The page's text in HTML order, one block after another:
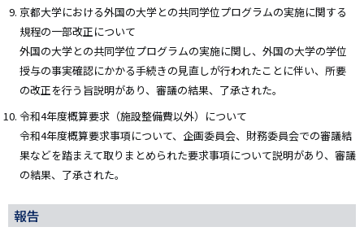
京都大学における外国の大学との共同学位プログラムの実施に関する
規程の一部改正について
外国の大学との共同学位プログラムの実施に関し、外国の大学の学位
授与の事実確認にかかる手続きの見直しが行われたことに伴い、所要
の改正を行う旨説明があり、審議の結果、了承された。
令和4年度概算要求（施設整備費以外）について
令和4年度概算要求事項について、企画委員会、財務委員会での審議結
果などを踏まえて取りまとめられた要求事項について説明があり、審議
の結果、了承された。
報告